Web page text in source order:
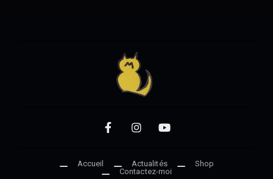
Accueil Actualités
Shop
Contactez-moi